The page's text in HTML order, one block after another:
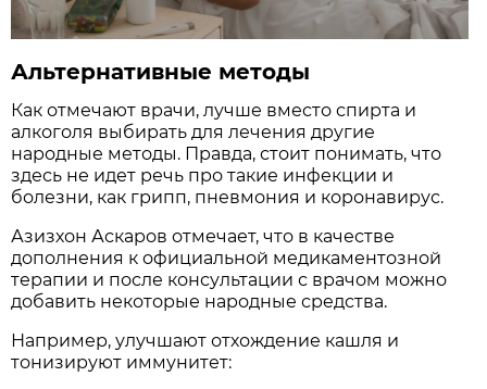
Альтернативные методы
Как отмечают врачи, лучше вместо спирта и
алкоголя выбирать для лечения другие
народные методы. Правда, стоит понимать, что
здесь не идет речь про такие инфекции и
болезни, как грипп, пневмония и коронавирус.
Азизхон Аскаров отмечает, что в качестве
дополнения к официальной медикаментозной
терапии и после консультации с врачом можно
добавить некоторые народные средства.
Например, улучшают отхождение кашля и
тонизируют иммунитет: